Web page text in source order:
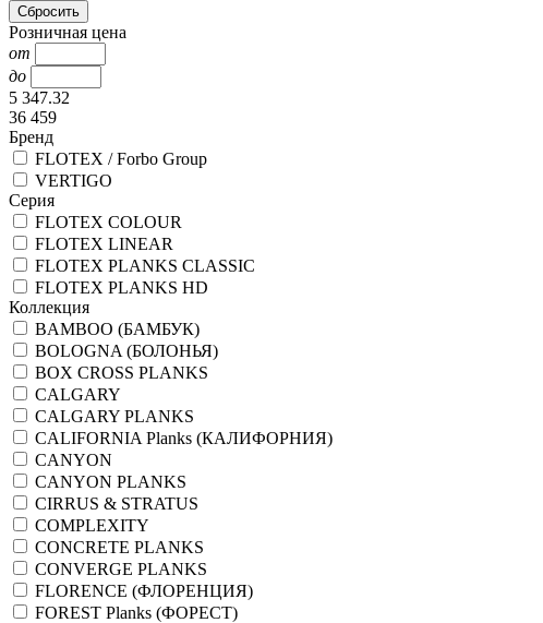
Розничная цена
от
до
5 347.32
36 459
Бренд
FLOTEX / Forbo Group
VERTIGO
Серия
FLOTEX COLOUR
FLOTEX LINEAR
FLOTEX PLANKS CLASSIC
FLOTEX PLANKS HD
Коллекция
BAMBOO (БАМБУК)
BOLOGNA (БОЛОНЬЯ)
BOX CROSS PLANKS
CALGARY
CALGARY PLANKS
CALIFORNIA Planks (КАЛИФОРНИЯ)
CANYON
CANYON PLANKS
CIRRUS & STRATUS
COMPLEXITY
CONCRETE PLANKS
CONVERGE PLANKS
FLORENCE (ФЛОРЕНЦИЯ)
FOREST Planks (ФОРЕСТ)